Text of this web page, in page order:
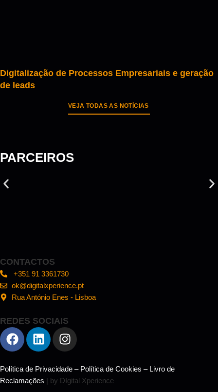
Digitalização de Processos Empresariais e geração
de leads
VEJA TODAS AS NOTÍCIAS
PARCEIROS
CONTACTOS
+351 91 3361730
ok@digitalxperience.pt
Rua António Enes - Lisboa
REDES SOCIAIS
Política de Privacidade – Política de Cookies – Livro de
Reclamações | by DIgital Xperience